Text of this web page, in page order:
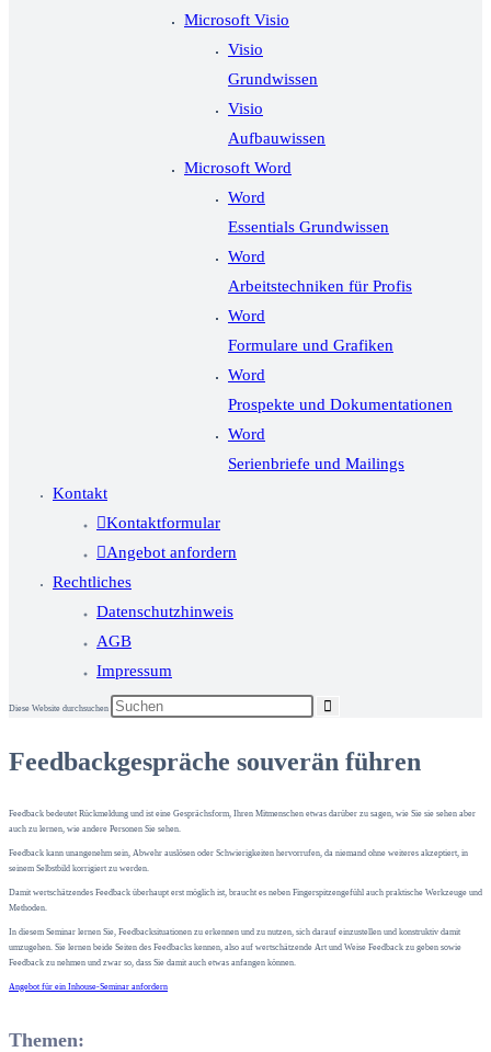
Microsoft Visio
Visio
Grundwissen
Visio
Aufbauwissen
Microsoft Word
Word
Essentials Grundwissen
Word
Arbeitstechniken für Profis
Word
Formulare und Grafiken
Word
Prospekte und Dokumentationen
Word
Serienbriefe und Mailings
Kontakt
Kontaktformular
Angebot anfordern
Rechtliches
Datenschutzhinweis
AGB
Impressum
Diese Website durchsuchen
Feedbackgespräche souverän führen
Feedback bedeutet Rückmeldung und ist eine Gesprächsform, Ihren Mitmenschen etwas darüber zu sagen, wie Sie sie sehen aber
auch zu lernen, wie andere Personen Sie sehen.
Feedback kann unangenehm sein, Abwehr auslösen oder Schwierigkeiten hervorrufen, da niemand ohne weiteres akzeptiert, in
seinem Selbstbild korrigiert zu werden.
Damit wertschätzendes Feedback überhaupt erst möglich ist, braucht es neben Fingerspitzengefühl auch praktische Werkzeuge und
Methoden.
In diesem Seminar lernen Sie, Feedbacksituationen zu erkennen und zu nutzen, sich darauf einzustellen und konstruktiv damit
umzugehen. Sie lernen beide Seiten des Feedbacks kennen, also auf wertschätzende Art und Weise Feedback zu geben sowie
Feedback zu nehmen und zwar so, dass Sie damit auch etwas anfangen können.
Angebot für ein Inhouse-Seminar anfordern
Themen: